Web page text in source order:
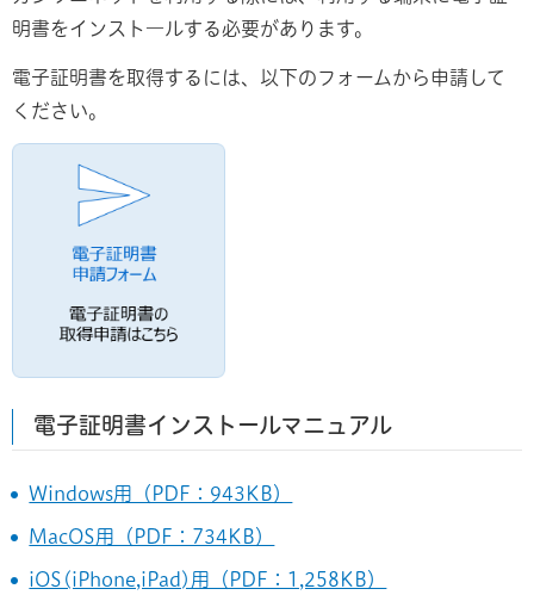
明書をインスト―ルする必要があります。
電子証明書を取得するには、以下のフォームから申請して
ください。
電子証明書インストールマニュアル
Windows用（PDF：943KB）
MacOS用（PDF：734KB）
iOS(iPhone,iPad)用（PDF：1,258KB）